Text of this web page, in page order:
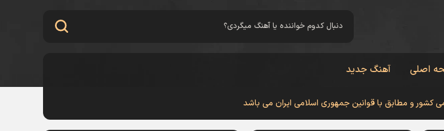
اصلی آهنگ جدید
کشور و مطابق با قوانین جمهوری اسلامی ایران می باشد